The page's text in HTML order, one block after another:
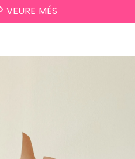
VEURE MÉS